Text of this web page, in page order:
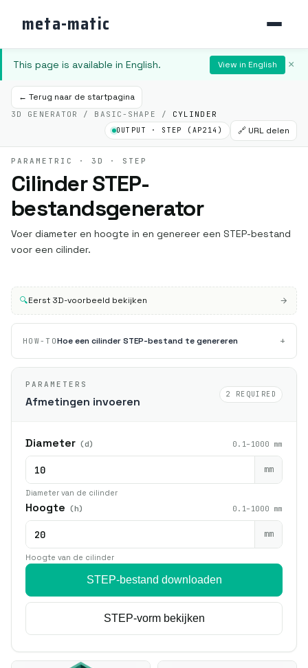
meta-matic
This page is available in English. View in English ×
← Terug naar de startpagina
3D GENERATOR / BASIC-SHAPE / CYLINDER
OUTPUT · STEP (AP214) 🔗 URL delen
PARAMETRIC · 3D · STEP
Cilinder STEP-
bestandsgenerator
Voer diameter en hoogte in en genereer een STEP-bestand
voor een cilinder.
🔍Eerst 3D-voorbeeld bekijken
HOW-TOHoe een cilinder STEP-bestand te genereren +
PARAMETERS
Afmetingen invoeren
2 REQUIRED
Diameter (d) 0.1–1000 mm
mm
Diameter van de cilinder
Hoogte (h) 0.1–1000 mm
mm
Hoogte van de cilinder
STEP-bestand downloaden
STEP-vorm bekijken